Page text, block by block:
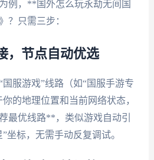
例，**国外怎么玩永劫无间国
？只需三步：
，节点自动优选
国服游戏”线路（如“国服手游专
的地理位置和当前网络状态，
最优线路**，类似游戏自动引
坐标，无需手动反复调试。